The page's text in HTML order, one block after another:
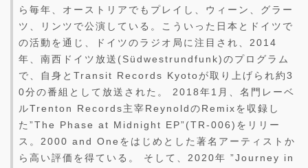
ら毎年、オーストリアでもプレイし、ウィーン、グラー
ツ、リンツで公演している。こういった日本とドイツで
の活動を通じ、ドイツのラジオ局に注目され、2014
年、南西ドイツ放送(Südwestrundfunk)のプログラム
で、自身とTransit Records Kyotoが取り上げられ約3
0分の番組として放送された。 2018年1月、名門レーベ
ルTrenton Records主宰ReynoldのRemixを収録し
た”The Phase at Midnight EP”(TR-006)をリリー
ス。2000 and Oneをはじめとした著名アーティストか
ら高い評価を得ている。 そして、2020年 ”Journey in